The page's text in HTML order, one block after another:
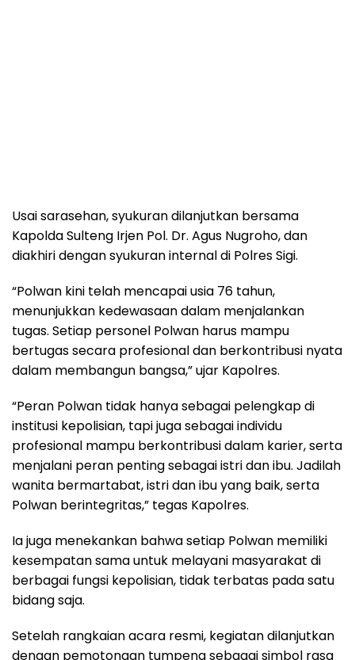
Usai sarasehan, syukuran dilanjutkan bersama
Kapolda Sulteng Irjen Pol. Dr. Agus Nugroho, dan
diakhiri dengan syukuran internal di Polres Sigi.
“Polwan kini telah mencapai usia 76 tahun,
menunjukkan kedewasaan dalam menjalankan
tugas. Setiap personel Polwan harus mampu
bertugas secara profesional dan berkontribusi nyata
dalam membangun bangsa,” ujar Kapolres.
“Peran Polwan tidak hanya sebagai pelengkap di
institusi kepolisian, tapi juga sebagai individu
profesional mampu berkontribusi dalam karier, serta
menjalani peran penting sebagai istri dan ibu. Jadilah
wanita bermartabat, istri dan ibu yang baik, serta
Polwan berintegritas,” tegas Kapolres.
Ia juga menekankan bahwa setiap Polwan memiliki
kesempatan sama untuk melayani masyarakat di
berbagai fungsi kepolisian, tidak terbatas pada satu
bidang saja.
Setelah rangkaian acara resmi, kegiatan dilanjutkan
dengan pemotongan tumpeng sebagai simbol rasa